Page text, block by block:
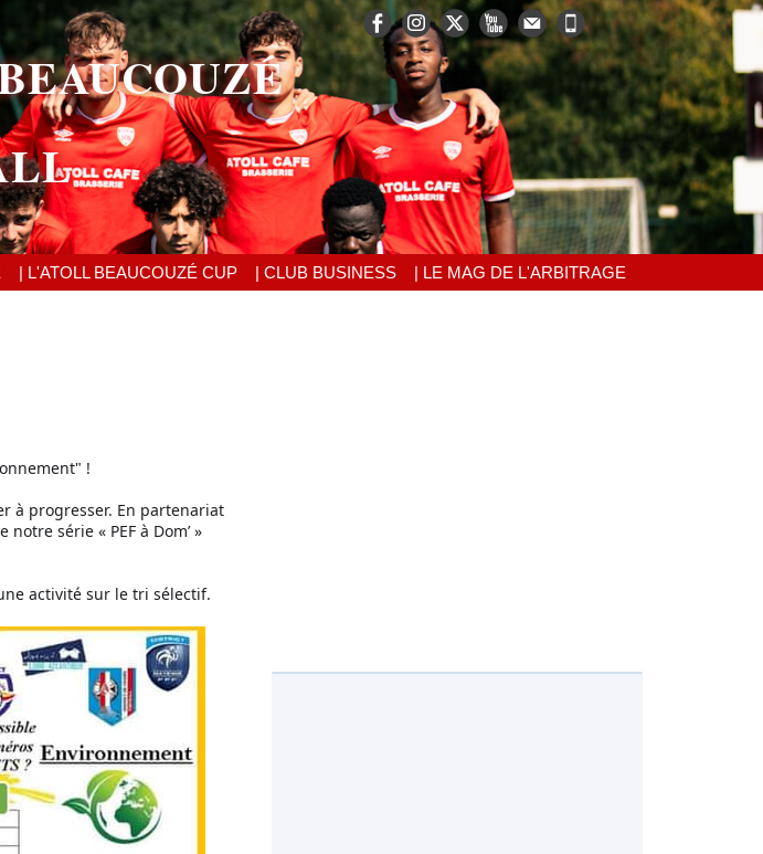
| L'ATOLL BEAUCOUZÉ CUP | CLUB BUSINESS | LE MAG DE L'ARBITRAGE
!
à progresser. En partenariat
série « PEF à Dom’ »
activité sur le tri sélectif.